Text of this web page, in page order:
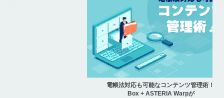
電帳法対応も可能なコンテンツ管理術！
Box + ASTERIA Warpが